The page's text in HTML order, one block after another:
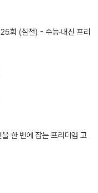
회 (실전) - 수능·내신 프리
한 번에 잡는 프리미엄 고